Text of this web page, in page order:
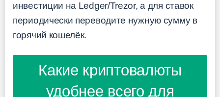
инвестиции на Ledger/Trezor, а для ставок
периодически переводите нужную сумму в
горячий кошелёк.
Какие криптовалюты
удобнее всего для